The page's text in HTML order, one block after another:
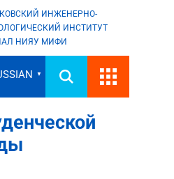
ИНЖЕНЕРНО-
ИНСТИТУТ
НИЯУ МИФИ
▼